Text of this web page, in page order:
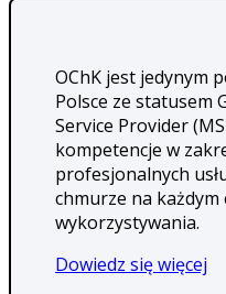
OChK jest jedynym
Polsce ze statusem
Service Provider
kompetencje w
profesjonalnych
chmurze na każdym
wykorzystywania.
Dowiedz się więcej